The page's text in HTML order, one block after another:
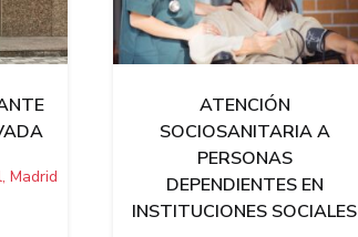
Madrid
ATENCIÓN
SOCIOSANITARIA A
PERSONAS
DEPENDIENTES EN
INSTITUCIONES SOCIALES